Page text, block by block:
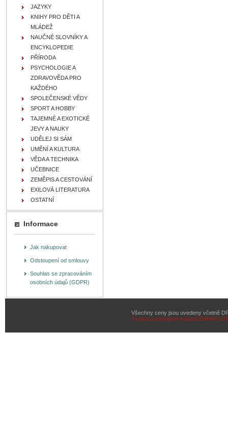
JAZYKY
KNIHY PRO DĚTI A
MLÁDEŽ
NAUČNÉ SLOVNÍKY A
ENCYKLOPEDIE
PŘÍRODA
PSYCHOLOGIE A
ZDRAVOVĚDA PRO
KAŽDÉHO
SPOLEČENSKÉ VĚDY
SPORT A HOBBY
TAJEMNÉ A EXOTICKÉ
JEVY A NAUKY
UDĚLEJ SI SÁM
UMĚNÍ A KULTURA
VĚDA A TECHNIKA
UČEBNICE
ZEMĚPIS A CESTOVÁNÍ
EXILOVÁ LITERATURA
OSTATNÍ
Informace
Jak nakupovat
Odstoupení od smlouvy
Souhlas se zpracováním
osobních údajů (GDPR)
Všechny ceny jsou uvedeny včetně
Tvorba a pronájem eshopů